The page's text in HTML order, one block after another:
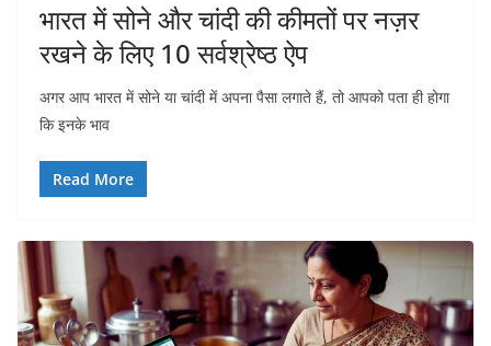
भारत में सोने और चांदी की कीमतों पर नज़र
रखने के लिए 10 सर्वश्रेष्ठ ऐप
अगर आप भारत में सोने या चांदी में अपना पैसा लगाते हैं, तो आपको पता ही होगा
कि इनके भाव
Read More